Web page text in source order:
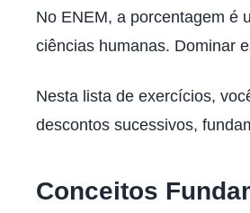
No ENEM, a porcentagem é
ciências humanas. Dominar
Nesta lista de exercícios,
descontos sucessivos,
Conceitos